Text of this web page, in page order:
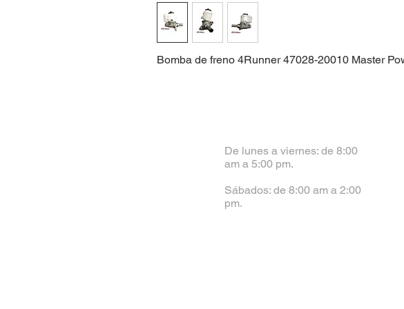
Bomba de freno 4Runner 47028-20010 Master
De lunes a viernes: de 8:00
am a 5:00 pm.
Sábados: de 8:00 am a 2:00
pm.